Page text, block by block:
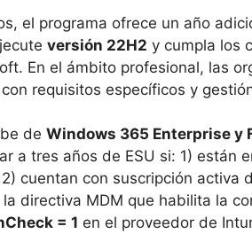
el programa ofrece un año
versión 22H2 y cumpla los
En el ámbito profesional, las
requisitos específicos y
de Windows 365 Enterprise y
a tres años de ESU si: 1) están
cuentan con suscripción activa
directiva MDM que habilita la
= 1 en el proveedor de